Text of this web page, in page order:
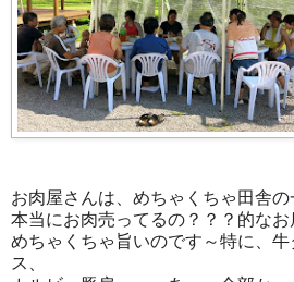
お肉屋さんは、めちゃくちゃ田舎の
本当にお肉売ってるの？？？的な
めちゃくちゃ旨いのです～特に、
ス、